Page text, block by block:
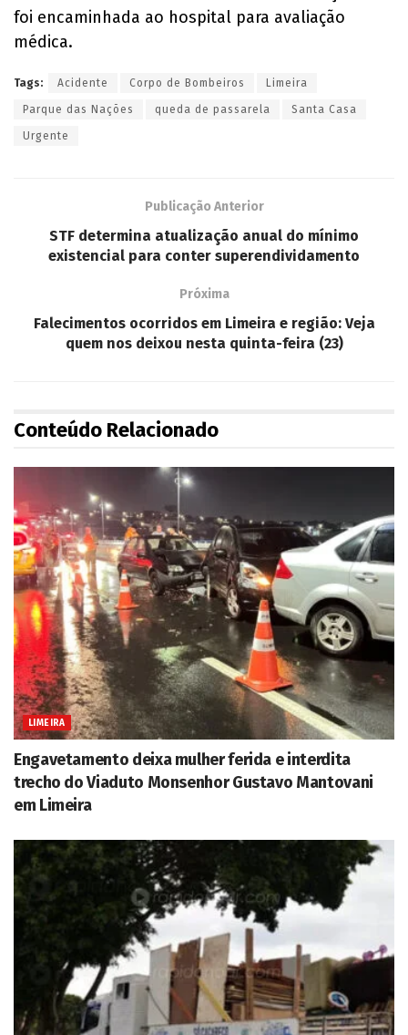
foi encaminhada ao hospital para avaliação
médica.
Tags: Acidente Corpo de Bombeiros Limeira
Parque das Nações queda de passarela Santa Casa
Urgente
Publicação Anterior
STF determina atualização anual do mínimo
existencial para conter superendividamento
Próxima
Falecimentos ocorridos em Limeira e região: Veja
quem nos deixou nesta quinta-feira (23)
Conteúdo Relacionado
LIMEIRA
Engavetamento deixa mulher ferida e interdita
trecho do Viaduto Monsenhor Gustavo Mantovani
em Limeira